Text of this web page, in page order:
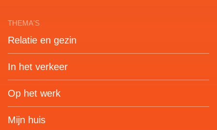
THEMA'S
Relatie en gezin
In het verkeer
Op het werk
Mijn huis